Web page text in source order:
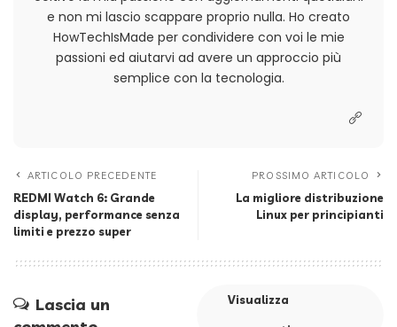
e non mi lascio scappare proprio nulla. Ho creato
HowTechIsMade per condividere con voi le mie
passioni ed aiutarvi ad avere un approccio più
semplice con la tecnologia.
ARTICOLO PRECEDENTE
REDMI Watch 6: Grande
display, performance senza
limiti e prezzo super
PROSSIMO ARTICOLO
La migliore distribuzione
Linux per principianti
Lascia un
Visualizza